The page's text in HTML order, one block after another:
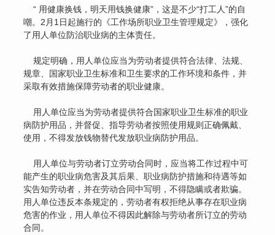
“ 用健康换钱，明天用钱换健康”，这是不少“打工人”的自
嘲。2月1日起施行的《工作场所职业卫生管理规定》，强化
了用人单位防治职业病的主体责任。
规定明确，用人单位应当为劳动者提供符合法律、法规、
规章、国家职业卫生标准和卫生要求的工作环境和条件，并
采取有效措施保障劳动者的职业健康。
用人单位应当为劳动者提供符合国家职业卫生标准的职业
病防护用品，并督促、指导劳动者按照使用规则正确佩戴、
使用，不得发放钱物替代发放职业病防护用品。
用人单位与劳动者订立劳动合同时，应当将工作过程中可
能产生的职业病危害及其后果、职业病防护措施和待遇等如
实告知劳动者，并在劳动合同中写明，不得隐瞒或者欺骗。
用人单位违反本条规定的，劳动者有权拒绝从事存在职业病
危害的作业，用人单位不得因此解除与劳动者所订立的劳动
合同。